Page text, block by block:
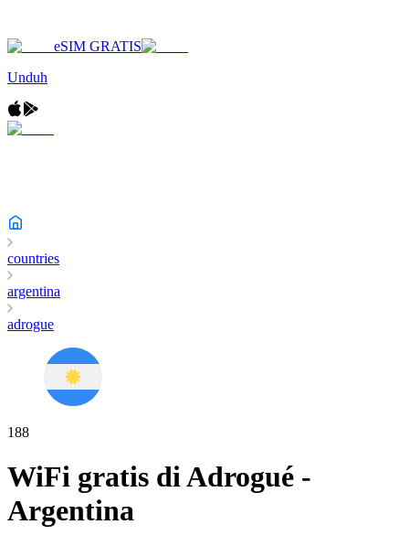
eSIM GRATIS
Unduh
countries
argentina
adrogue
188
WiFi gratis diAdrogué -
Argentina